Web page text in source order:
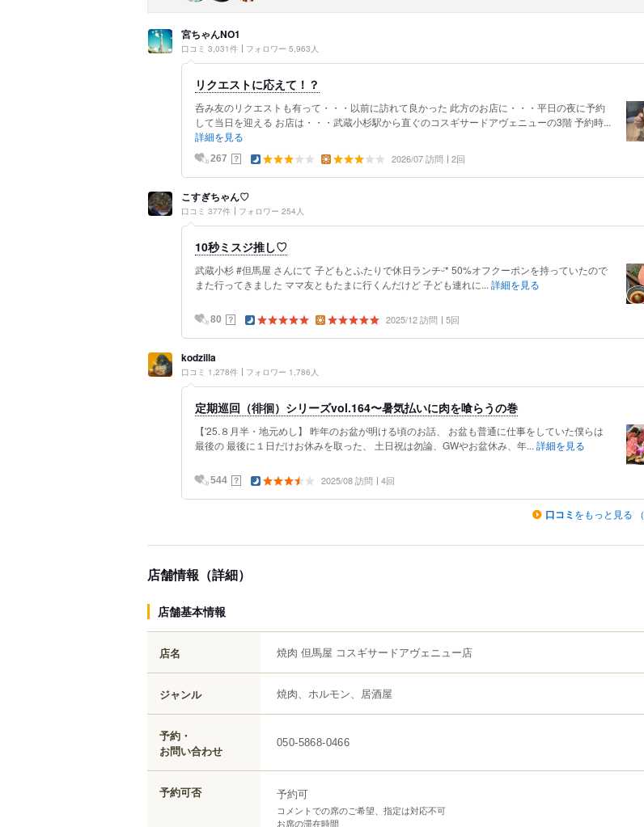
宮ちゃんNO1
口コミ 3,031件 フォロワー 5,963人
リクエストに応えて！？
呑み友のリクエストも有って・・・以前に訪れて良かった 此方のお店に・・・平日の夜に予約
して当日を迎える お店は・・・武蔵小杉駅から直ぐのコスギサードアヴェニューの3階 予約時...
詳細を見る
267 ？ 2026/07 訪問 2回
こすぎちゃん♡
口コミ 377件 フォロワー 254人
10秒ミスジ推し♡
武蔵小杉 #但馬屋 さんにて 子どもとふたりで休日ランチᵕ̈* 50%オフクーポンを持っていたので
また行ってきました ママ友ともたまに行くんだけど 子ども連れに... 詳細を見る
80 ？ 2025/12 訪問 5回
kodzilla
口コミ 1,278件 フォロワー 1,786人
定期巡回（徘徊）シリーズvol.164〜暑気払いに肉を喰らうの巻
【'25.８月半・地元めし】 昨年のお盆が明ける頃のお話、 お盆も普通に仕事をしていた僕らは
最後の 最後に１日だけお休みを取った、 土日祝は勿論、GWやお盆休み、年... 詳細を見る
544 ？ 2025/08 訪問 4回
口コミ をもっと見る （
店舗情報（詳細）
店舗基本情報
店名 焼肉 但馬屋 コスギサードアヴェニュー店
ジャンル 焼肉、ホルモン、居酒屋
予約・
お問い合わせ
050-5868-0466
予約可否 予約可
コメントでの席のご希望、指定は対応不可
お席の滞在時間